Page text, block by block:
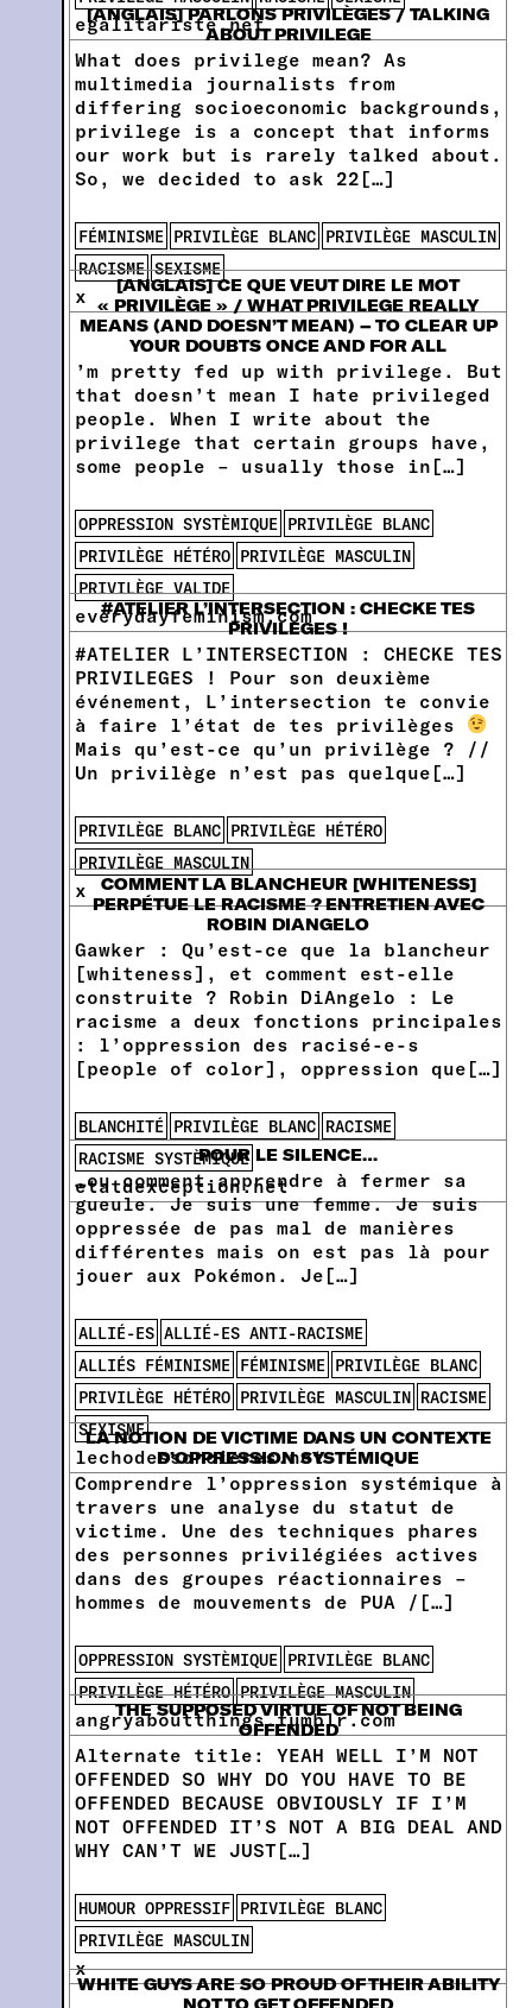
egalitariste.net
[ANGLAIS] PARLONS PRIVILÈGES / TALKING
ABOUT PRIVILEGE
What does privilege mean? As
multimedia journalists from
differing socioeconomic backgrounds,
privilege is a concept that informs
our work but is rarely talked about.
So, we decided to ask 22[…]
FÉMINISME PRIVILÈGE BLANC PRIVILÈGE MASCULIN
RACISME SEXISME
x
[ANGLAIS] CE QUE VEUT DIRE LE MOT
« PRIVILÈGE » / WHAT PRIVILEGE REALLY
MEANS (AND DOESN’T MEAN) – TO CLEAR UP
YOUR DOUBTS ONCE AND FOR ALL
’m pretty fed up with privilege. But
that doesn’t mean I hate privileged
people. When I write about the
privilege that certain groups have,
some people – usually those in[…]
OPPRESSION SYSTÈMIQUE PRIVILÈGE BLANC
PRIVILÈGE HÉTÉRO PRIVILÈGE MASCULIN
PRIVILÈGE VALIDE
everydayfeminism.com
#ATELIER L’INTERSECTION : CHECKE TES
PRIVILEGES !
#ATELIER L’INTERSECTION : CHECKE TES
PRIVILEGES ! Pour son deuxième
événement, L’intersection te convie
à faire l’état de tes privilèges
Mais qu’est-ce qu’un privilège ? //
Un privilège n’est pas quelque[…]
PRIVILÈGE BLANC PRIVILÈGE HÉTÉRO
PRIVILÈGE MASCULIN
x
COMMENT LA BLANCHEUR [WHITENESS]
PERPÉTUE LE RACISME ? ENTRETIEN AVEC
ROBIN DIANGELO
Gawker : Qu’est-ce que la blancheur
[whiteness], et comment est-elle
construite ? Robin DiAngelo : Le
racisme a deux fonctions principales
: l’oppression des racisé-e-s
[people of color], oppression que[…]
BLANCHITÉ PRIVILÈGE BLANC RACISME
RACISME SYSTÈMIQUE
etatdexception.net
POUR LE SILENCE…
…ou comment apprendre à fermer sa
gueule. Je suis une femme. Je suis
oppressée de pas mal de manières
différentes mais on est pas là pour
jouer aux Pokémon. Je[…]
ALLIÉ-ES ALLIÉ-ES ANTI-RACISME
ALLIÉS FÉMINISME FÉMINISME PRIVILÈGE BLANC
PRIVILÈGE HÉTÉRO PRIVILÈGE MASCULIN RACISME
SEXISME
lechodessorcieres.net
LA NOTION DE VICTIME DANS UN CONTEXTE
D’OPPRESSION SYSTÉMIQUE
Comprendre l’oppression systémique à
travers une analyse du statut de
victime. Une des techniques phares
des personnes privilégiées actives
dans des groupes réactionnaires –
hommes de mouvements de PUA /[…]
OPPRESSION SYSTÈMIQUE PRIVILÈGE BLANC
PRIVILÈGE HÉTÉRO PRIVILÈGE MASCULIN
angryaboutthings.tumblr.com
THE SUPPOSED VIRTUE OF NOT BEING
OFFENDED
Alternate title: YEAH WELL I’M NOT
OFFENDED SO WHY DO YOU HAVE TO BE
OFFENDED BECAUSE OBVIOUSLY IF I’M
NOT OFFENDED IT’S NOT A BIG DEAL AND
WHY CAN’T WE JUST[…]
HUMOUR OPPRESSIF PRIVILÈGE BLANC
PRIVILÈGE MASCULIN
x
WHITE GUYS ARE SO PROUD OF THEIR ABILITY